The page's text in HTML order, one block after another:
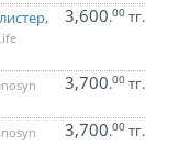
3,600.00 тг.
3,700.00 тг.
3,700.00 тг.